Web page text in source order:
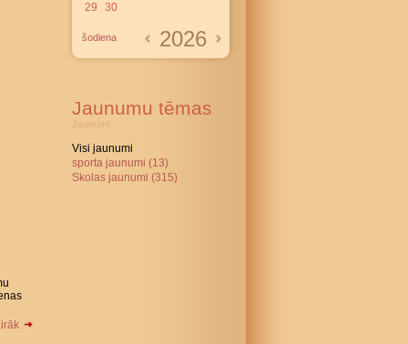
29
30
šodiena 2026
Jaunumu tēmas
Jaunumi:
Visi jaunumi
sporta jaunumi (13)
Skolas jaunumi (315)